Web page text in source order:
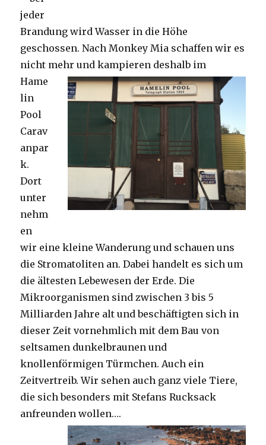
jeder
Brandung wird Wasser in die Höhe
geschossen. Nach Monkey Mia schaffen wir es
nicht mehr und kampieren deshalb im
Hame
lin
Pool
Carav
anpar
k.
Dort
unter
nehm
en
wir eine kleine Wanderung und schauen uns
die Stromatoliten an. Dabei handelt es sich um
die ältesten Lebewesen der Erde. Die
Mikroorganismen sind zwischen 3 bis 5
Milliarden Jahre alt und beschäftigten sich in
dieser Zeit vornehmlich mit dem Bau von
seltsamen dunkelbraunen und
knollenförmigen Türmchen. Auch ein
Zeitvertreib. Wir sehen auch ganz viele Tiere,
die sich besonders mit Stefans Rucksack
anfreunden wollen….